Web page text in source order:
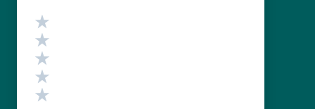
Valutazione